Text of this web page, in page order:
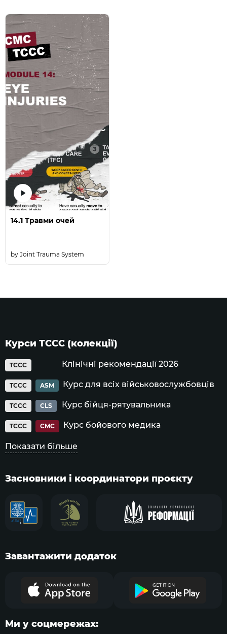
14.1 Травми очей
Joint Trauma System
Курси ТССС (колекції)
TCCC Клінічні рекомендації 2026
TCCC ASM Курс для всіх військовослужбовців
TCCC CLS Курс бійця-рятувальника
TCCC CMC Курс бойового медика
Показати більше
Засновники і координатори проєкту
Завантажити додаток
Ми у соцмережах: